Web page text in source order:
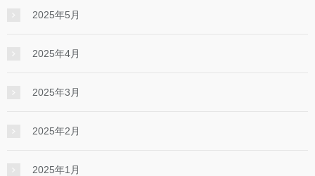
2025年5月
2025年4月
2025年3月
2025年2月
2025年1月